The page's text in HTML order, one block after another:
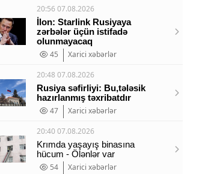
20:56 07.08.2026
İlon: Starlink Rusiyaya
zərbələr üçün istifadə
olunmayacaq
45
Xarici xəbərlər
20:48 07.08.2026
Rusiya səfirliyi: Bu,tələsik
hazırlanmış təxribatdır
47
Xarici xəbərlər
20:40 07.08.2026
Krımda yaşayış binasına
hücum - Ölənlər var
54
Xarici xəbərlər